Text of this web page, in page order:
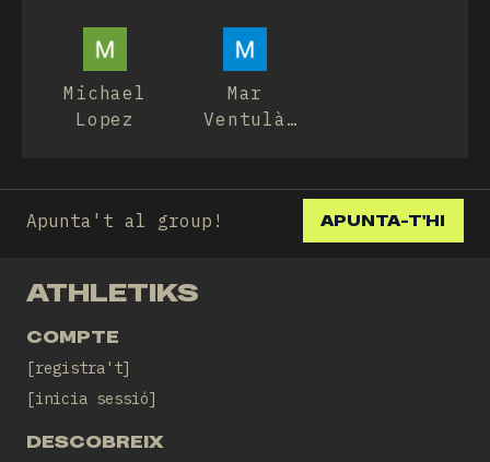
Michael
Lopez
Mar
Ventulà
Apunta't al group! APUNTA-T'HI
ATHLETIKS
COMPTE
registra't
inicia sessió
DESCOBREIX